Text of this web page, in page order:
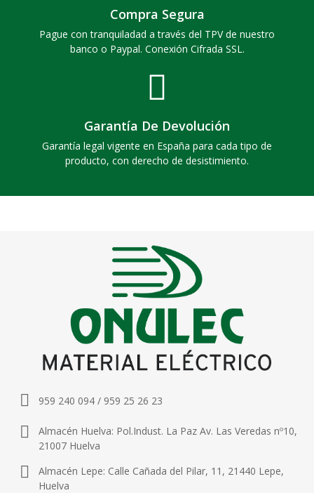
Compra Segura
Pague con tranquiladad a través del TPV de nuestro
banco o Paypal. Conexión Cifrada SSL.
Garantía De Devolución
Garantía legal vigente en España para cada tipo de
producto, con derecho de desistimiento.
959 240 094 / 959 25 26 23
Almacén Huelva: Pol.Indust. La Paz Av. Las Veredas nº10,
21007 Huelva
Almacén Lepe: Calle Cañada del Pilar, 11, 21440 Lepe,
Huelva